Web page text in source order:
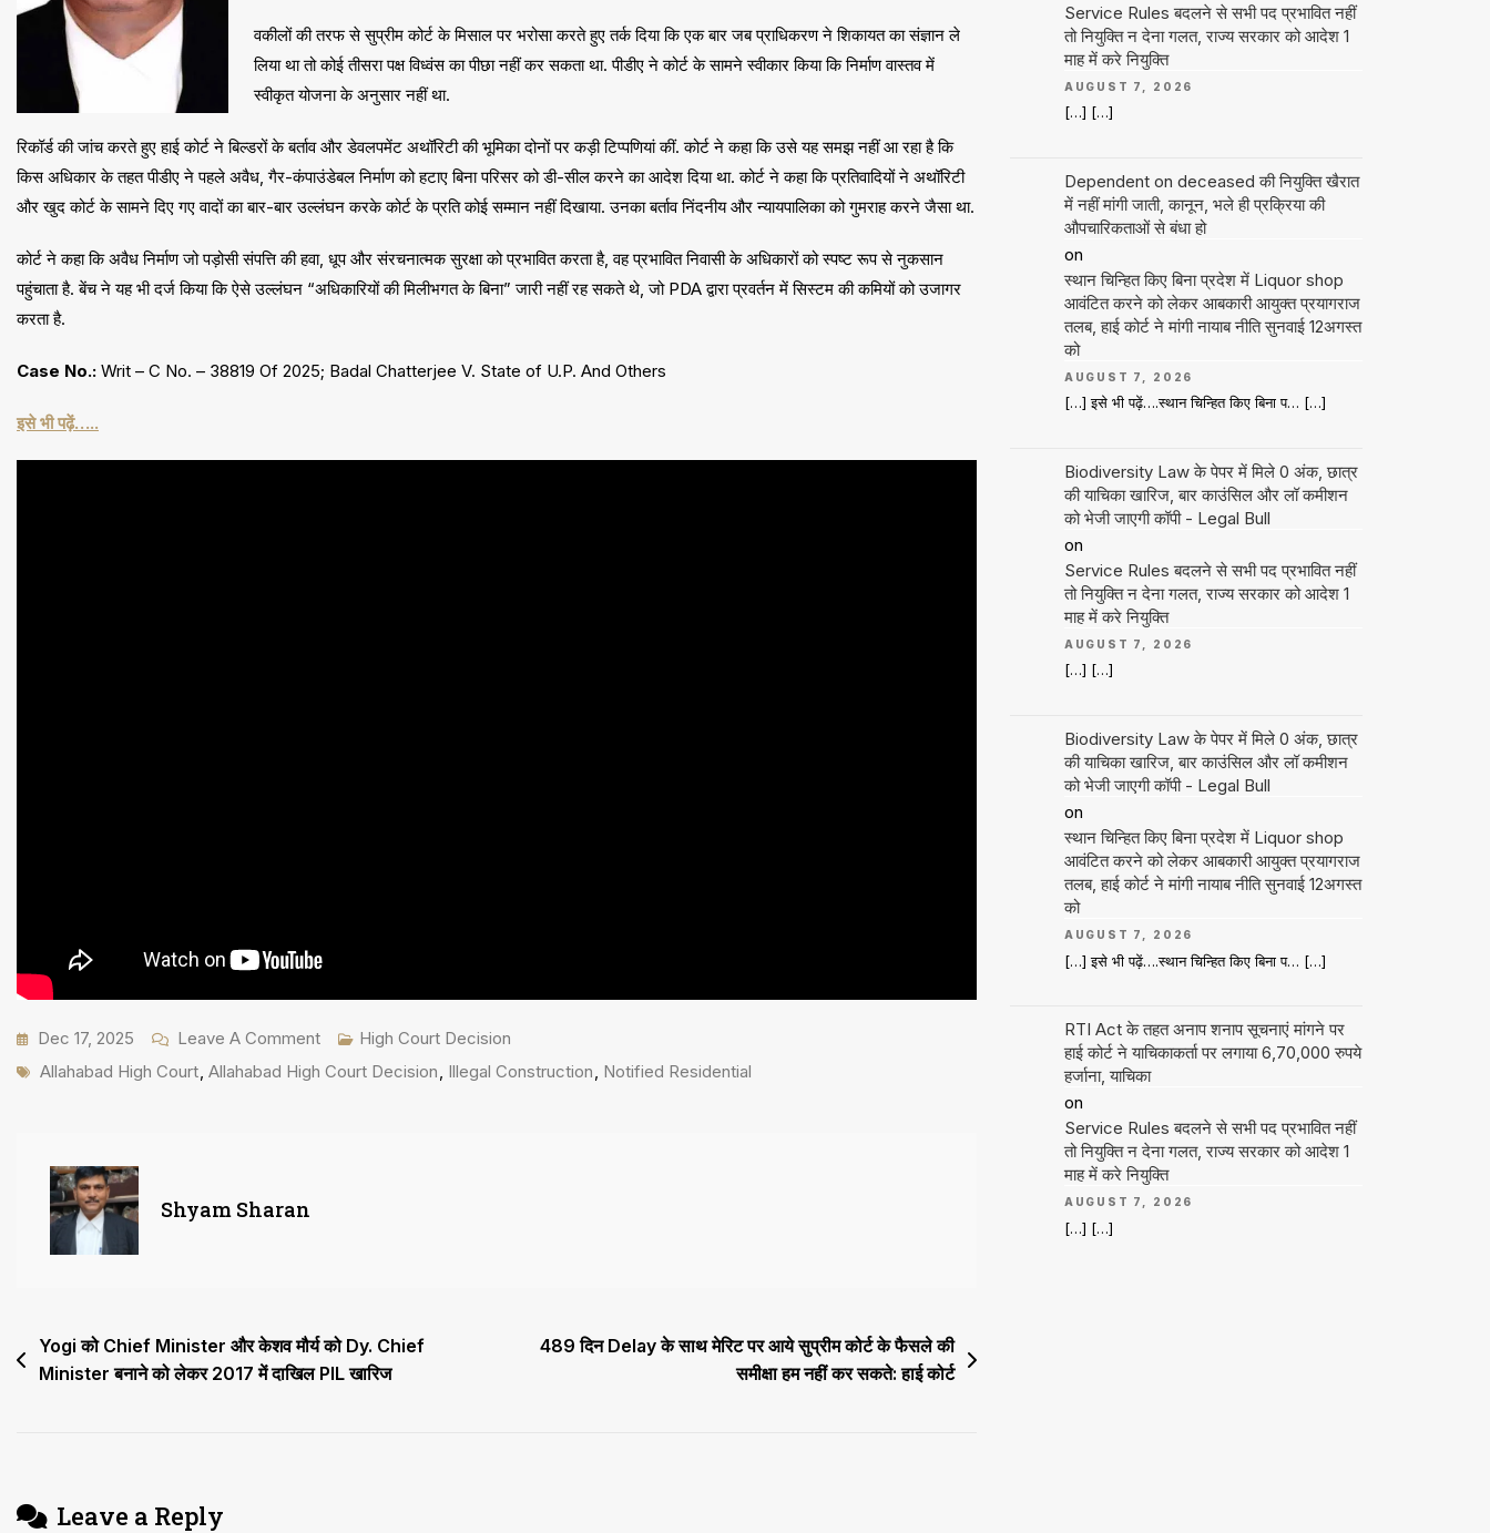
वकीलों की तरफ से सुप्रीम कोर्ट के मिसाल पर भरोसा करते हुए तर्क दिया कि एक बार जब प्राधिकरण ने शिकायत का संज्ञान ले
लिया था तो कोई तीसरा पक्ष विध्वंस का पीछा नहीं कर सकता था. पीडीए ने कोर्ट के सामने स्वीकार किया कि निर्माण वास्तव में
स्वीकृत योजना के अनुसार नहीं था.
रिकॉर्ड की जांच करते हुए हाई कोर्ट ने बिल्डरों के बर्ताव और डेवलपमेंट अथॉरिटी की भूमिका दोनों पर कड़ी टिप्पणियां कीं. कोर्ट ने कहा कि उसे यह समझ नहीं आ रहा है कि
किस अधिकार के तहत पीडीए ने पहले अवैध, गैर-कंपाउंडेबल निर्माण को हटाए बिना परिसर को डी-सील करने का आदेश दिया था. कोर्ट ने कहा कि प्रतिवादियों ने अथॉरिटी
और खुद कोर्ट के सामने दिए गए वादों का बार-बार उल्लंघन करके कोर्ट के प्रति कोई सम्मान नहीं दिखाया. उनका बर्ताव निंदनीय और न्यायपालिका को गुमराह करने जैसा था.
कोर्ट ने कहा कि अवैध निर्माण जो पड़ोसी संपत्ति की हवा, धूप और संरचनात्मक सुरक्षा को प्रभावित करता है, वह प्रभावित निवासी के अधिकारों को स्पष्ट रूप से नुकसान
पहुंचाता है. बेंच ने यह भी दर्ज किया कि ऐसे उल्लंघन “अधिकारियों की मिलीभगत के बिना” जारी नहीं रह सकते थे, जो PDA द्वारा प्रवर्तन में सिस्टम की कमियों को उजागर
करता है.
Case No.: Writ – C No. – 38819 Of 2025; Badal Chatterjee V. State of U.P. And Others
इसे भी पढ़ें…..
Dec 17, 2025 Leave A CommentOn
Notified
सकता
Illegal
High Court Decision
Tags
Allahabad High Court Allahabad High Court Decision Illegal Construction Notified Residential
Shyam Sharan
Post
navigation
Yogi को Chief Minister और केशव मौर्य को Dy. Chief
Minister बनाने को लेकर 2017 में दाखिल PIL खारिज
489 दिन Delay के साथ मेरिट पर आये सुप्रीम कोर्ट के फैसले की
समीक्षा हम नहीं कर सकते: हाई कोर्ट
Leave a Reply
Service Rules बदलने से सभी पद प्रभावित नहीं
तो नियुक्ति न देना गलत, राज्य सरकार को आदेश 1
माह में करे नियुक्ति
AUGUST 7, 2026
[…] […]
Dependent on deceased की नियुक्ति खैरात
में नहीं मांगी जाती, कानून, भले ही प्रक्रिया की
औपचारिकताओं से बंधा हो
on
स्थान चिन्हित किए बिना प्रदेश में Liquor shop
आवंटित करने को लेकर आबकारी आयुक्त प्रयागराज
तलब, हाई कोर्ट ने मांगी नायाब नीति सुनवाई 12अगस्त
को
AUGUST 7, 2026
[…] इसे भी पढ़ें….स्थान चिन्हित किए बिना प… […]
Biodiversity Law के पेपर में मिले 0 अंक, छात्र
की याचिका खारिज, बार काउंसिल और लॉ कमीशन
को भेजी जाएगी कॉपी - Legal Bull
on
Service Rules बदलने से सभी पद प्रभावित नहीं
तो नियुक्ति न देना गलत, राज्य सरकार को आदेश 1
माह में करे नियुक्ति
AUGUST 7, 2026
[…] […]
Biodiversity Law के पेपर में मिले 0 अंक, छात्र
की याचिका खारिज, बार काउंसिल और लॉ कमीशन
को भेजी जाएगी कॉपी - Legal Bull
on
स्थान चिन्हित किए बिना प्रदेश में Liquor shop
आवंटित करने को लेकर आबकारी आयुक्त प्रयागराज
तलब, हाई कोर्ट ने मांगी नायाब नीति सुनवाई 12अगस्त
को
AUGUST 7, 2026
[…] इसे भी पढ़ें….स्थान चिन्हित किए बिना प… […]
RTI Act के तहत अनाप शनाप सूचनाएं मांगने पर
हाई कोर्ट ने याचिकाकर्ता पर लगाया 6,70,000 रुपये
हर्जाना, याचिका
on
Service Rules बदलने से सभी पद प्रभावित नहीं
तो नियुक्ति न देना गलत, राज्य सरकार को आदेश 1
माह में करे नियुक्ति
AUGUST 7, 2026
[…] […]